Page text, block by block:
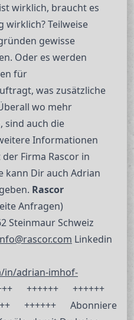
wirklich, braucht es
wirklich? Teilweise
gewisse
Oder es werden
für
was zusätzliche
wo mehr
sind auch die
Informationen
Firma Rascor in
kann Dir auch Adrian
Rascor
Anfragen)
Steinmaur Schweiz
Linkedin
in/adrian-imhof-
++++++ ++++++
++++++ Abonniere